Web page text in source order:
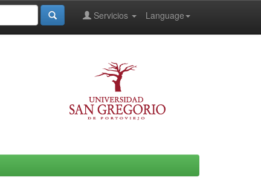
Language
Servicios